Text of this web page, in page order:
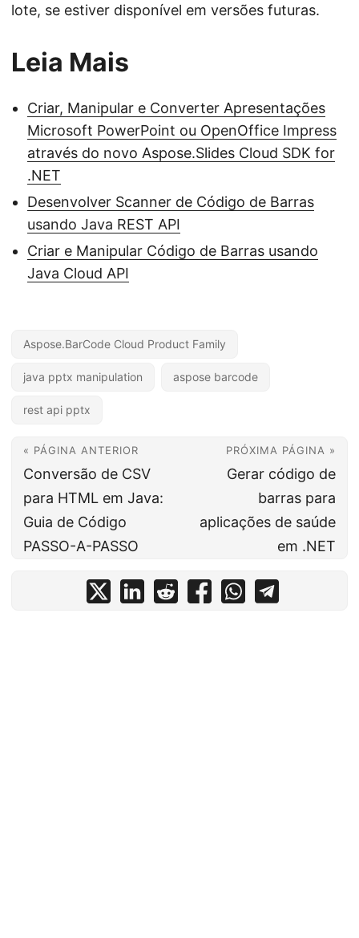
lote, se estiver disponível em versões futuras.
Leia Mais
Criar, Manipular e Converter Apresentações
Microsoft PowerPoint ou OpenOffice Impress
através do novo Aspose.Slides Cloud SDK for
.NET
Desenvolver Scanner de Código de Barras
usando Java REST API
Criar e Manipular Código de Barras usando
Java Cloud API
Aspose.BarCode Cloud Product Family
java pptx manipulation aspose barcode
rest api pptx
« PÁGINA ANTERIOR
Conversão de CSV
para HTML em Java:
Guia de Código
PASSO-A-PASSO
PRÓXIMA PÁGINA »
Gerar código de
barras para
aplicações de saúde
em .NET